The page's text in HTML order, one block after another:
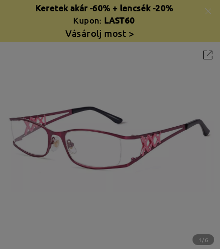
Keretek akár -60% + lencsék -20%
Kupon: LAST60
Vásárolj most >
1/6